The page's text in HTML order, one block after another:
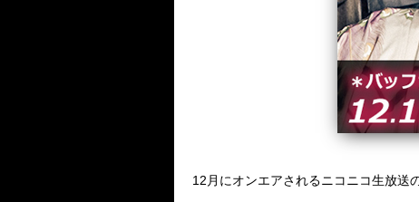
12月にオンエアされるニコニコ生放送